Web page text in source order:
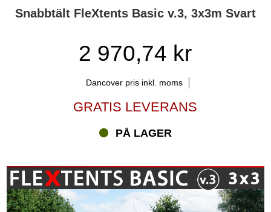
Snabbtält FleXtents Basic v.3, 3x3m Svart
2 970,74 kr
Dancover pris inkl. moms
GRATIS LEVERANS
PÅ LAGER